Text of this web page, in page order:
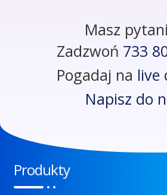
Masz
Zadzwoń 733
Pogadaj na live
Napisz do
Produkty